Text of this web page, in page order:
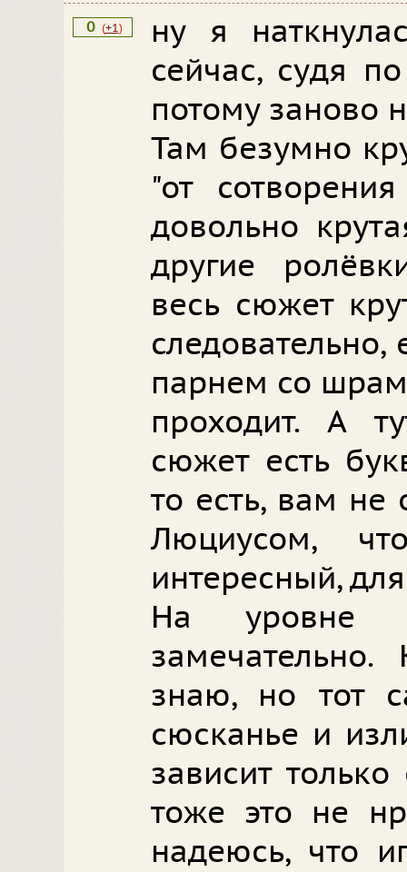
0 (+1)
ну я
сейчас, судя
потому заново
Там безумно
"от
довольно
другие
весь сюжет
парнем со
проходит. А
сюжет есть
то есть, вам не
Люциусом,
интересный,
На уровне
знаю, но тот
сюсканье и
зависит
тоже это не
надеюсь, что